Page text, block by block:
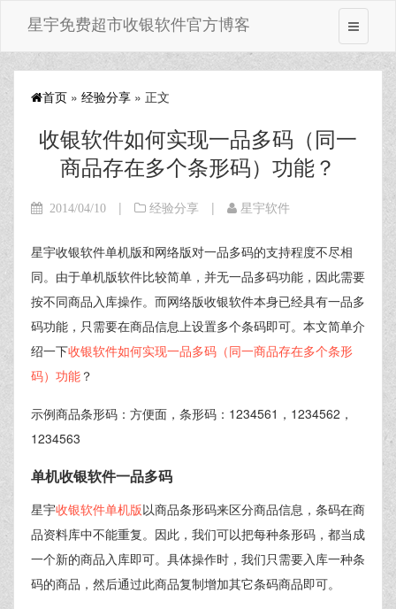
星宇免费超市收银软件官方博客
首页 » 经验分享 » 正文
收银软件如何实现一品多码（同一
商品存在多个条形码）功能？
2014/04/10 | 经验分享 | 星宇软件
星宇收银软件单机版和网络版对一品多码的支持程度不尽相
同。由于单机版软件比较简单，并无一品多码功能，因此需要
按不同商品入库操作。而网络版收银软件本身已经具有一品多
码功能，只需要在商品信息上设置多个条码即可。本文简单介
绍一下收银软件如何实现一品多码（同一商品存在多个条形
码）功能 ？
示例商品条形码：方便面，条形码：1234561，1234562，
1234563
单机收银软件一品多码
星宇收银软件单机版以商品条形码来区分商品信息，条码在商
品资料库中不能重复。因此，我们可以把每种条形码，都当成
一个新的商品入库即可。具体操作时，我们只需要入库一种条
码的商品，然后通过此商品复制增加其它条码商品即可。